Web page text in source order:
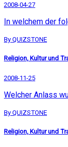
2008-04-27
In welchem der
By QUIZSTONE
Religion, Kultur und
2008-11-25
Welcher Anlass
By QUIZSTONE
Religion, Kultur und